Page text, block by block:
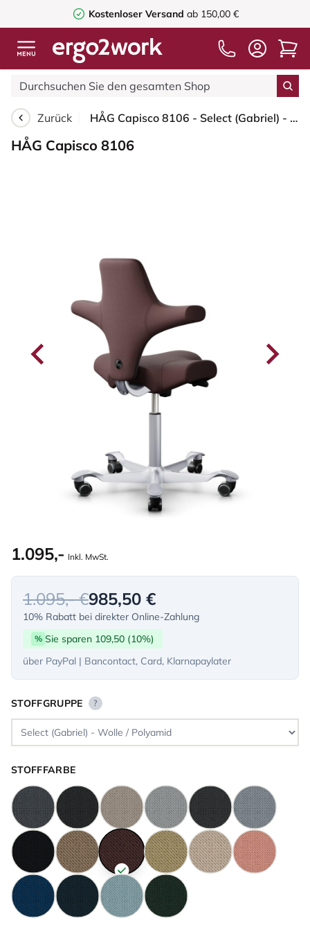
Kostenloser Versand ab 150,00 €
Zurück HÅG Capisco 8106 - Select (Gabriel) - Wolle / Polyamid - SC61186 - Chestnut - Silber - 150mm (Sitzhöhe 40-55cm) - Weiche Rollen für harte Böden
HÅG Capisco 8106
1.095,- Inkl. MwSt.
1.095,- €985,50 €
10% Rabatt bei direkter Online-Zahlung
% Sie sparen 109,50 (10%)
über PayPal | Bancontact, Card, Klarnapaylater
STOFFGRUPPE ?
STOFFFARBE